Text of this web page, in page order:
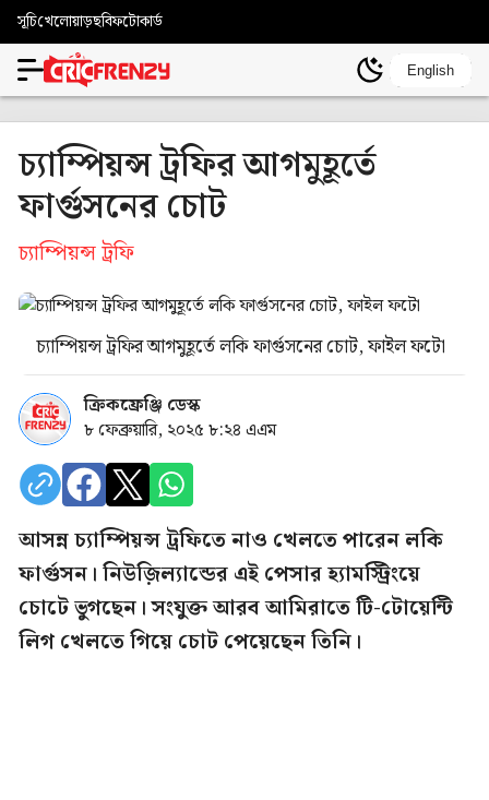
সূচিখেলোয়াড়ছবিফটোকার্ড
English
চ্যাম্পিয়ন্স ট্রফির আগমুহূর্তে
ফার্গুসনের চোট
চ্যাম্পিয়ন্স ট্রফি
চ্যাম্পিয়ন্স ট্রফির আগমুহূর্তে লকি ফার্গুসনের চোট, ফাইল ফটো
ক্রিকফ্রেঞ্জি ডেস্ক
৮ ফেব্রুয়ারি, ২০২৫ ৮:২৪ এএম
আসন্ন চ্যাম্পিয়ন্স ট্রফিতে নাও খেলতে পারেন লকি
ফার্গুসন। নিউজ়িল্যান্ডের এই পেসার হ্যামস্ট্রিংয়ে
চোটে ভুগছেন। সংযুক্ত আরব আমিরাতে টি-টোয়েন্টি
লিগ খেলতে গিয়ে চোট পেয়েছেন তিনি।